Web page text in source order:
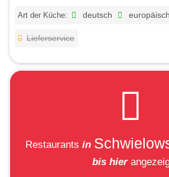
Art der Küche: deutsch europäisch
Lieferservice
Restaurants in
bis hier